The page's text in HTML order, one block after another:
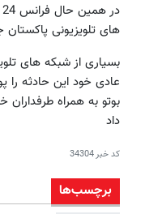
های تلویزیونی
عادی خود این حادثه
بوتو به همراه
داد
کد خبر34304
برچسب‌ها